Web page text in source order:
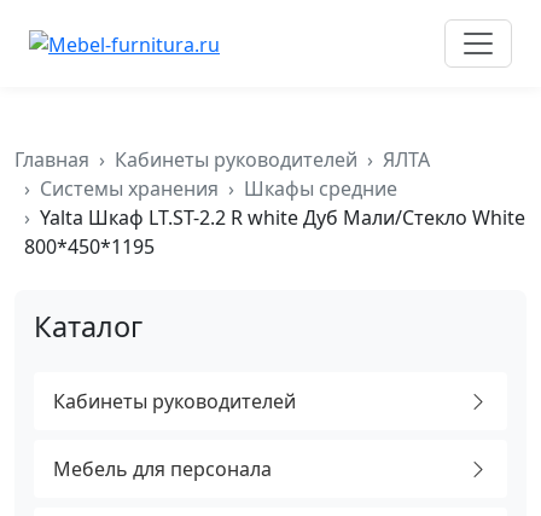
содержимому
Главная Кабинеты руководителей
ЯЛТА
Системы хранения
Шкафы средние
Yalta Шкаф LT.ST-2.2 R white Дуб Мали/Стекло White
800*450*1195
Каталог
Кабинеты руководителей
Мебель для персонала